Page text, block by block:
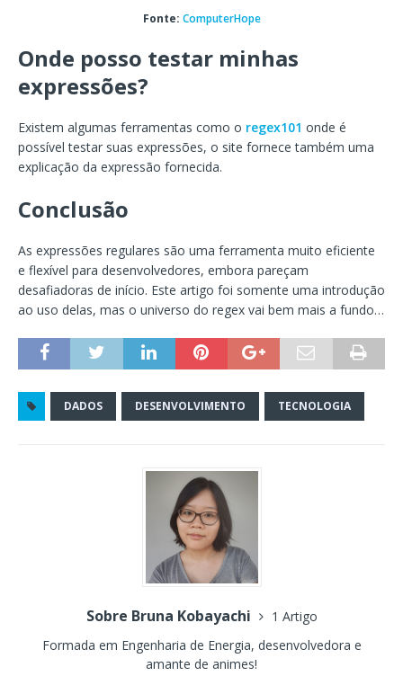
Fonte: ComputerHope
Onde posso testar minhas
expressões?
Existem algumas ferramentas como o regex101 onde é
possível testar suas expressões, o site fornece também uma
explicação da expressão fornecida.
Conclusão
As expressões regulares são uma ferramenta muito eficiente
e flexível para desenvolvedores, embora pareçam
desafiadoras de início. Este artigo foi somente uma introdução
ao uso delas, mas o universo do regex vai bem mais a fundo…
DADOS DESENVOLVIMENTO TECNOLOGIA
Sobre Bruna Kobayachi
1 Artigo
Formada em Engenharia de Energia, desenvolvedora e
amante de animes!